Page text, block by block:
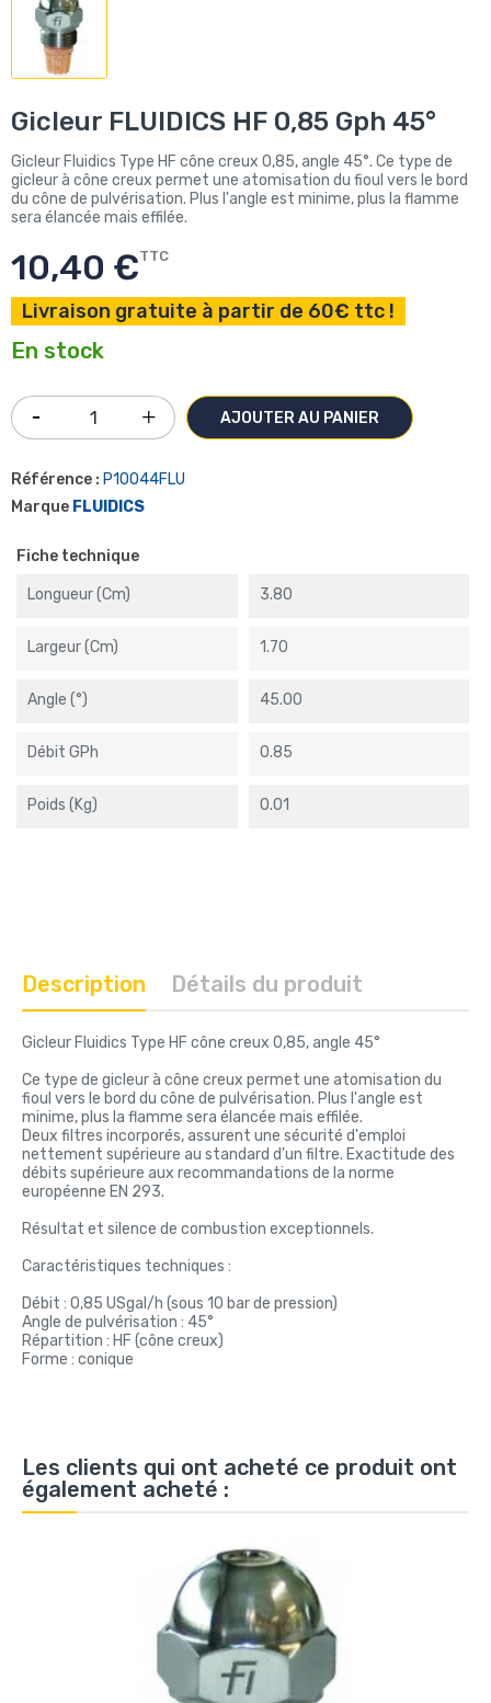
Gicleur FLUIDICS HF 0,85 Gph 45°
Gicleur Fluidics Type HF cône creux 0,85, angle 45°. Ce type de
gicleur à cône creux permet une atomisation du fioul vers le bord
du cône de pulvérisation. Plus l'angle est minime, plus la flamme
sera élancée mais effilée.
10,40 €TTC
Livraison gratuite à partir de 60€ ttc !
En stock
AJOUTER AU PANIER
Référence : P10044FLU
Marque FLUIDICS
Fiche technique
Longueur (cm) 3.80
Largeur (cm) 1.70
Angle (°) 45.00
Débit GPh 0.85
Poids (kg) 0.01
Description Détails du produit
Gicleur Fluidics Type HF cône creux 0,85, angle 45°
Ce type de gicleur à cône creux permet une atomisation du
fioul vers le bord du cône de pulvérisation. Plus l'angle est
minime, plus la flamme sera élancée mais effilée.
Deux filtres incorporés, assurent une sécurité d'emploi
nettement supérieure au standard d'un filtre. Exactitude des
débits supérieure aux recommandations de la norme
européenne EN 293.
Résultat et silence de combustion exceptionnels.
Caractéristiques techniques :
Débit : 0,85 USgal/h (sous 10 bar de pression)
Angle de pulvérisation : 45°
Répartition : HF (cône creux)
Forme : conique
Les clients qui ont acheté ce produit ont
également acheté :